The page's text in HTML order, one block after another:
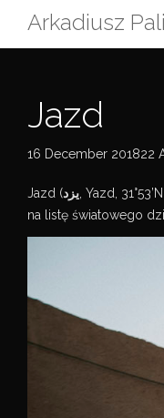
Arkadiusz
Jazd
16 December 201822
Jazd (یزد , Yazd,
na listę światowego